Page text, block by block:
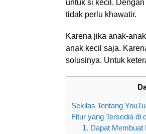
untuk si kecil.
tidak perlu khawatir.
Karena jika anak-
anak kecil saja.
solusinya. Untuk
Sekilas Tentang
Fitur yang Tersedia di
1. Dapat Membuat